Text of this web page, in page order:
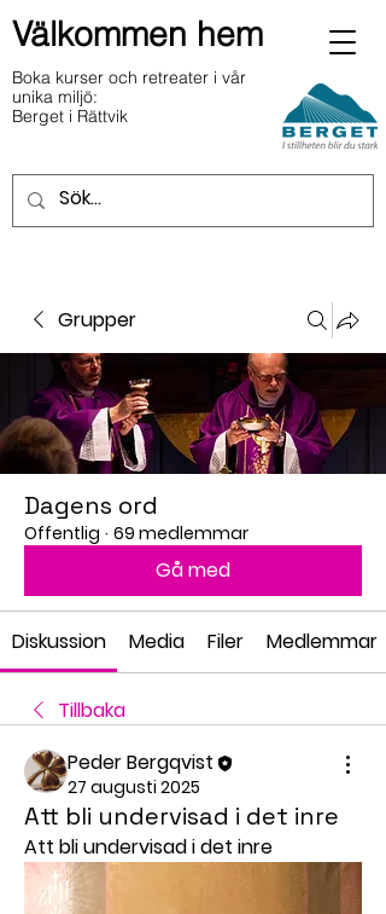
Välkommen hem
Boka kurser och retreater i vår
unika miljö:
Berget i Rättvik
Grupper
Dagens ord
Offentlig · 69 medlemmar
Gå med
Diskussion Media Filer Medlemmar
Tillbaka
Peder Bergqvist
27 augusti 2025
Att bli undervisad i det inre
Att bli undervisad i det inre